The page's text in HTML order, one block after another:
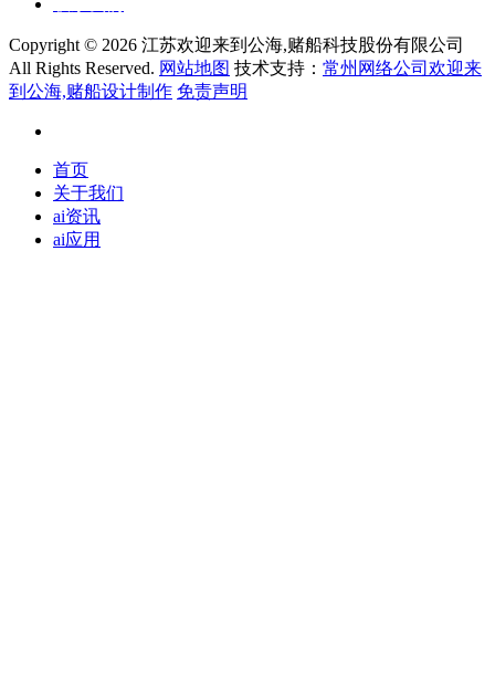
Copyright © 2026 江苏欢迎来到公海,赌船科技股份有限公司
All Rights Reserved. 网站地图 技术支持： 常州网络公司欢迎来
到公海,赌船设计制作 免责声明
首页
关于我们
ai资讯
ai应用